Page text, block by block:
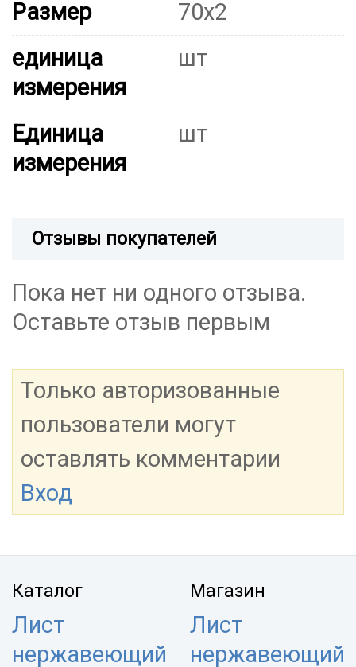
Размер
70x2
единица
измерения
шт
Единица
измерения
шт
Отзывы покупателей
Пока нет ни одного отзыва.
Оставьте отзыв первым
Только авторизованные
пользователи могут
оставлять комментарии
Вход
Каталог
Лист
нержавеющий
Магазин
Лист
нержавеющий